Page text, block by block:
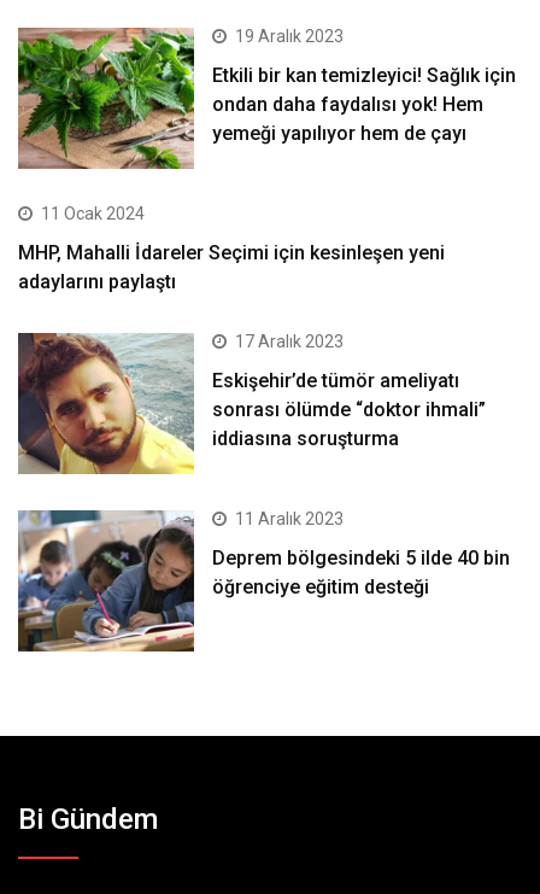
19 Aralık 2023
Etkili bir kan temizleyici! Sağlık için
ondan daha faydalısı yok! Hem
yemeği yapılıyor hem de çayı
11 Ocak 2024
MHP, Mahalli İdareler Seçimi için kesinleşen yeni
adaylarını paylaştı
17 Aralık 2023
Eskişehir’de tümör ameliyatı
sonrası ölümde “doktor ihmali”
iddiasına soruşturma
11 Aralık 2023
Deprem bölgesindeki 5 ilde 40 bin
öğrenciye eğitim desteği
Bi Gündem